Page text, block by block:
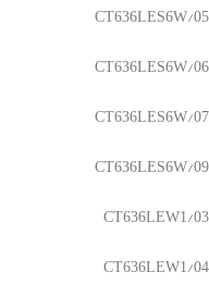
CT636LES6W/05
CT636LES6W/06
CT636LES6W/07
CT636LES6W/09
CT636LEW1/03
CT636LEW1/04